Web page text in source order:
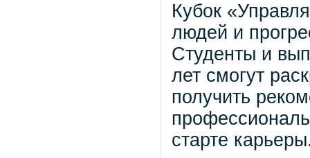
Кубок
людей и
Студенты и
лет смогут
получить
старте